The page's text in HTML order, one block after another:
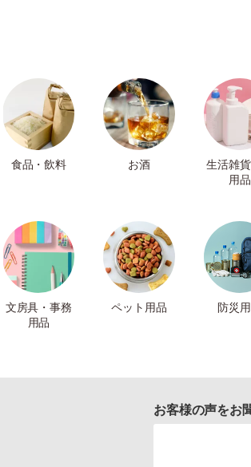
食品・飲料 お酒
生活雑
用品
文房具・事務
用品
ペット用品 防災
お客様の声をお